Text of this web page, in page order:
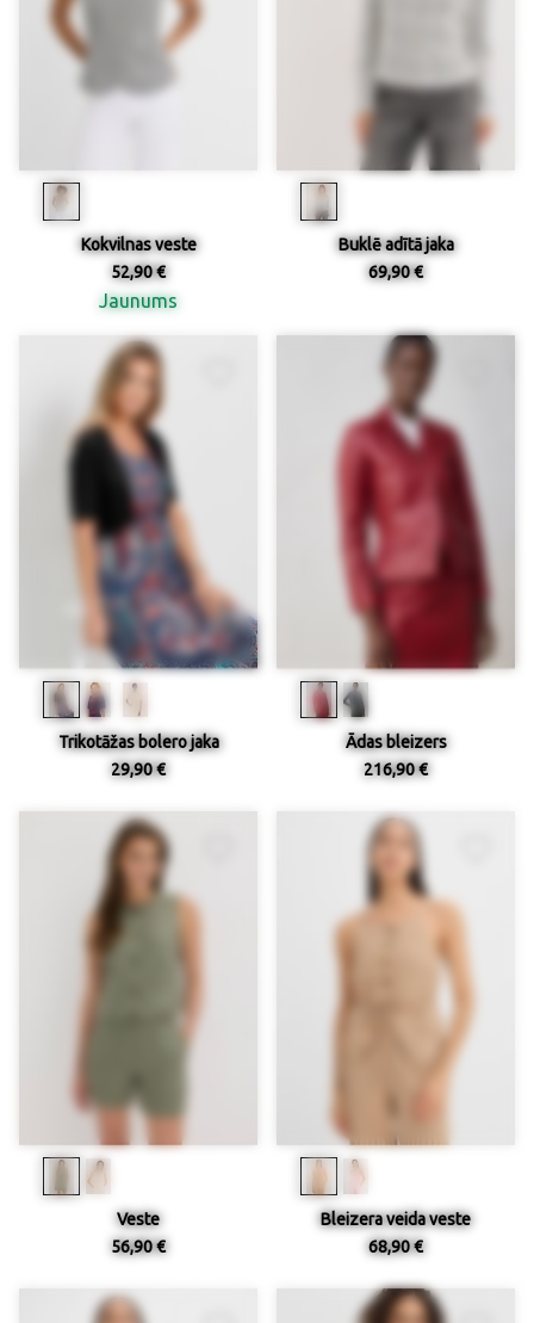
Kokvilnas veste
52,90 €
Jaunums
Buklē adītā jaka
69,90 €
Trikotāžas bolero jaka
29,90 €
Ādas bleizers
216,90 €
Veste
56,90 €
Bleizera veida veste
68,90 €